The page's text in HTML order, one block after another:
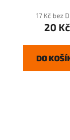
17 Kč bez
20 Kč
DO